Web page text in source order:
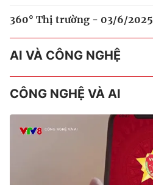
360° Thị trường - 03/6/2025
AI VÀ CÔNG NGHỆ
CÔNG NGHỆ VÀ AI